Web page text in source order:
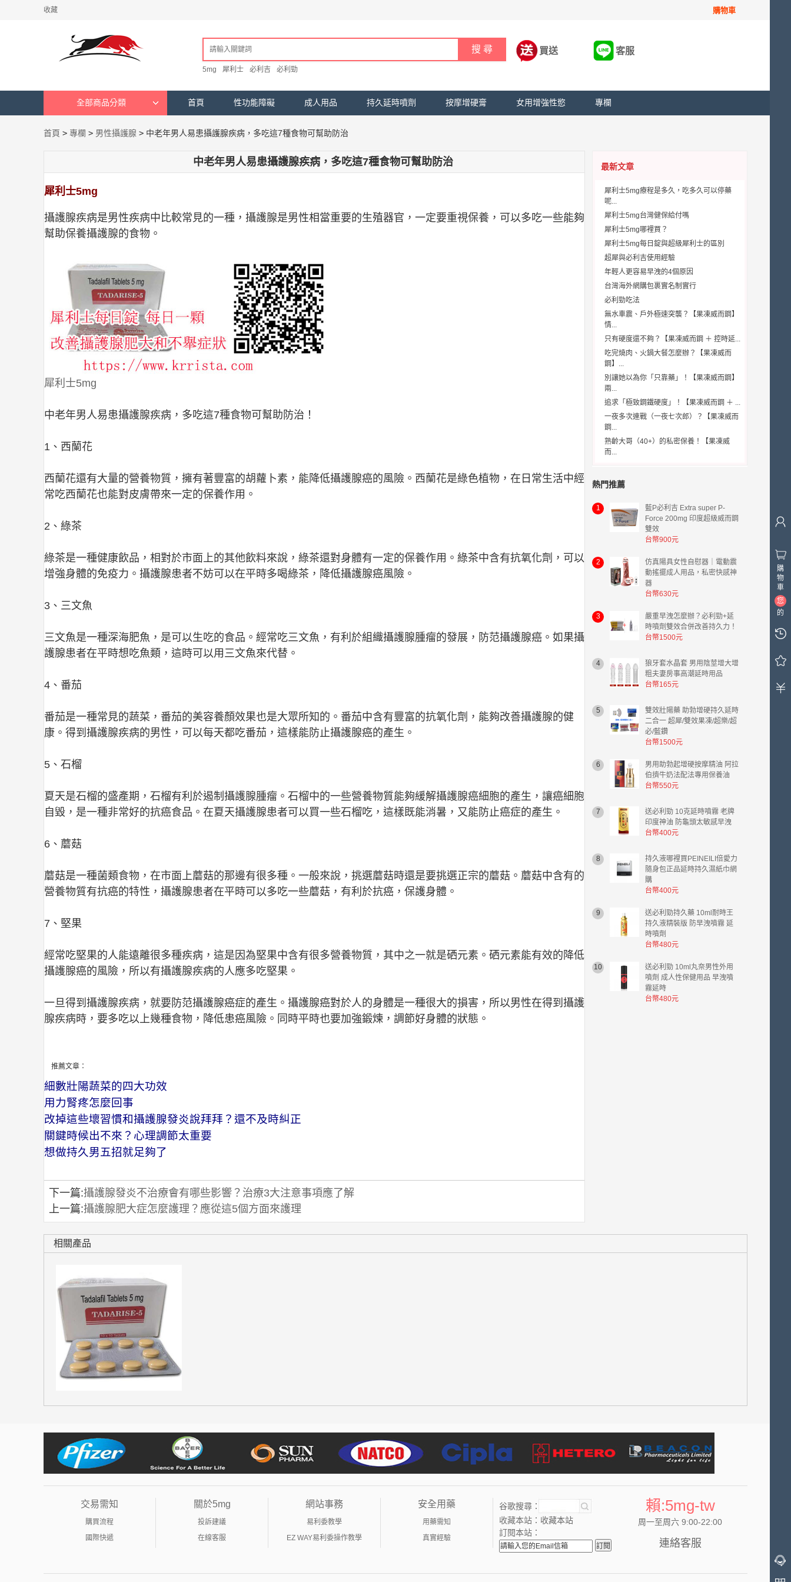
收藏 購物車
5mg 犀利士 必利吉 必利勁
買送 客服
全部商品分類 首頁 性功能障礙 成人用品 持久延時噴劑 按摩增硬膏 女用增強性慾 專欄
首頁 > 專欄 > 男性攝護腺 > 中老年男人易患攝護腺疾病，多吃這7種食物可幫助防治
中老年男人易患攝護腺疾病，多吃這7種食物可幫助防治
犀利士5mg
攝護腺疾病是男性疾病中比較常見的一種，攝護腺是男性相當重要的生殖器官，一定要重視保養，可以多吃一些能夠
幫助保養攝護腺的食物。
犀利士5mg
中老年男人易患攝護腺疾病，多吃這7種食物可幫助防治！
1、西蘭花
西蘭花還有大量的營養物質，擁有著豐富的胡蘿卜素，能降低攝護腺癌的風險。西蘭花是綠色植物，在日常生活中經
常吃西蘭花也能對皮膚帶來一定的保養作用。
2、綠茶
綠茶是一種健康飲品，相對於市面上的其他飲料來說，綠茶還對身體有一定的保養作用。綠茶中含有抗氧化劑，可以
增強身體的免疫力。攝護腺患者不妨可以在平時多喝綠茶，降低攝護腺癌風險。
3、三文魚
三文魚是一種深海肥魚，是可以生吃的食品。經常吃三文魚，有利於組織攝護腺腫瘤的發展，防范攝護腺癌。如果攝
護腺患者在平時想吃魚類，這時可以用三文魚來代替。
4、番茄
番茄是一種常見的蔬菜，番茄的美容養顏效果也是大眾所知的。番茄中含有豐富的抗氧化劑，能夠改善攝護腺的健
康。得到攝護腺疾病的男性，可以每天都吃番茄，這樣能防止攝護腺癌的產生。
5、石榴
夏天是石榴的盛產期，石榴有利於遏制攝護腺腫瘤。石榴中的一些營養物質能夠緩解攝護腺癌細胞的產生，讓癌細胞
自毀，是一種非常好的抗癌食品。在夏天攝護腺患者可以買一些石榴吃，這樣既能消暑，又能防止癌症的產生。
6、蘑菇
蘑菇是一種菌類食物，在市面上蘑菇的那邊有很多種。一般來說，挑選蘑菇時還是要挑選正宗的蘑菇。蘑菇中含有的
營養物質有抗癌的特性，攝護腺患者在平時可以多吃一些蘑菇，有利於抗癌，保護身體。
7、堅果
經常吃堅果的人能遠離很多種疾病，這是因為堅果中含有很多營養物質，其中之一就是硒元素。硒元素能有效的降低
攝護腺癌的風險，所以有攝護腺疾病的人應多吃堅果。
一旦得到攝護腺疾病，就要防范攝護腺癌症的產生。攝護腺癌對於人的身體是一種很大的損害，所以男性在得到攝護
腺疾病時，要多吃以上幾種食物，降低患癌風險。同時平時也要加強鍛煉，調節好身體的狀態。
推薦文章：
細數壯陽蔬菜的四大功效
用力腎疼怎麼回事
改掉這些壞習慣和攝護腺發炎說拜拜？還不及時糾正
關鍵時候出不來？心理調節太重要
想做持久男五招就足夠了
下一篇:攝護腺發炎不治療會有哪些影響？治療3大注意事項應了解
上一篇:攝護腺肥大症怎麼護理？應從這5個方面來護理
最新文章
犀利士5mg療程是多久，吃多久可以停藥
呢...
犀利士5mg台灣健保給付嗎
犀利士5mg哪裡買？
犀利士5mg每日錠與超級犀利士的區別
超犀與必利吉使用經驗
年輕人更容易早洩的4個原因
台灣海外網購包裹實名制實行
必利勁吃法
無水車震、戶外極速突襲？【果凍威而鋼】
情...
只有硬度還不夠？【果凍威而鋼 ＋ 控時延...
吃完燒肉、火鍋大餐怎麼辦？【果凍威而
鋼】...
別讓她以為你「只靠藥」！【果凍威而鋼】
兩...
追求「極致鋼鐵硬度」！【果凍威而鋼 ＋ ...
一夜多次連戰（一夜七次郎）？【果凍威而
鋼...
熟齡大哥（40+）的私密保養！【果凍威
而...
熱門推薦
1
藍P必利吉 Extra super P-
Force 200mg 印度超級威而鋼
雙效
台幣900元
2
仿真陽具女性自慰器｜電動震
動搖擺成人用品，私密快感神
器
台幣630元
3
嚴重早洩怎麼辦？必利勁+延
時噴劑雙效合併改善持久力！
台幣1500元
4
狼牙套水晶套 男用陰莖增大增
粗夫妻房事高潮延時用品
台幣165元
5
雙效壯陽藥 助勃增硬持久延時
二合一 超犀/雙效果凍/超樂/超
必/藍鑽
台幣1500元
6
男用助勃起增硬按摩精油 阿拉
伯擠牛奶法配法專用保養油
台幣550元
7
送必利勁 10克延時噴霧 老牌
印度神油 防龜頭太敏感早洩
台幣400元
8
持久液哪裡買PEINEILI倍愛力
隨身包正品延時持久濕紙巾網
購
台幣400元
9
送必利勁持久藥 10ml耐時王
持久液精裝版 防早洩噴霧 延
時噴劑
台幣480元
10
送必利勁 10ml丸奈男性外用
噴劑 成人性保健用品 早洩噴
霧延時
台幣480元
相關產品
交易需知
購買流程
國際快遞
關於5mg
投訴建議
在線客服
網站事務
易利委教學
EZ WAY易利委操作教學
安全用藥
用藥需知
真實經驗
谷歌搜尋：
收藏本站： 收藏本站
訂閱本站：
賴:5mg-tw
周一至周六 9:00-22:00
連絡客服
購
物
車
您
的
物
中
0
件